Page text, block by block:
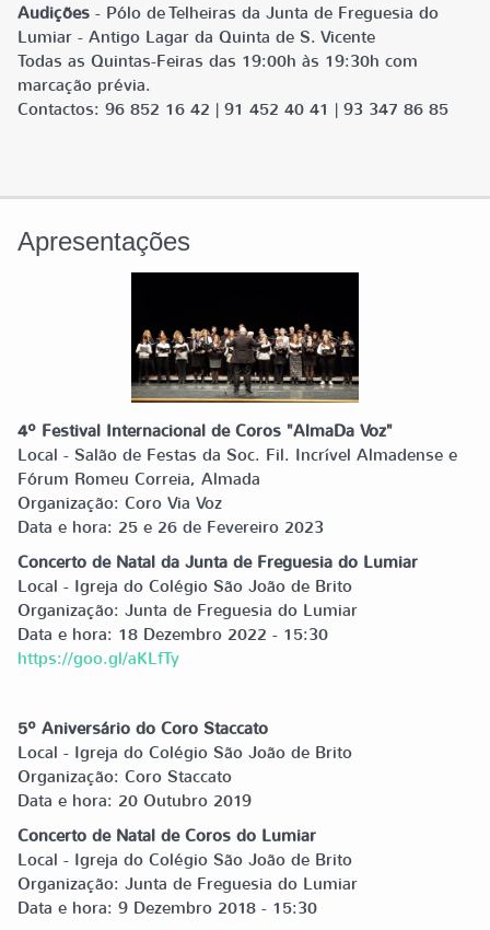
Audições - Pólo de Telheiras da Junta de Freguesia do
Lumiar - Antigo Lagar da Quinta de S. Vicente
Todas as Quintas-Feiras das 19:00h às 19:30h com
marcação prévia.
Contactos: 96 852 16 42 | 91 452 40 41 | 93 347 86 85
Apresentações
4º Festival Internacional de Coros "AlmaDa Voz"
Local - Salão de Festas da Soc. Fil. Incrível Almadense e
Fórum Romeu Correia, Almada
Organização: Coro Via Voz
Data e hora: 25 e 26 de Fevereiro 2023
Concerto de Natal da Junta de Freguesia do Lumiar
Local - Igreja do Colégio São João de Brito
Organização: Junta de Freguesia do Lumiar
Data e hora: 18 Dezembro 2022 - 15:30
https://goo.gl/aKLfTy
5º Aniversário do Coro Staccato
Local - Igreja do Colégio São João de Brito
Organização: Coro Staccato
Data e hora: 20 Outubro 2019
Concerto de Natal de Coros do Lumiar
Local - Igreja do Colégio São João de Brito
Organização: Junta de Freguesia do Lumiar
Data e hora: 9 Dezembro 2018 - 15:30